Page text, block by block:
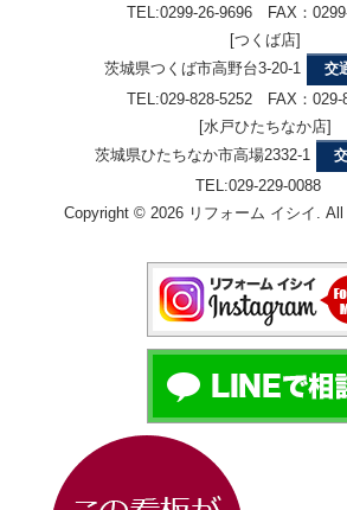
TEL:0299-26-9696 FAX：
[つくば店]
茨城県つくば市高野台3-20-1
交
TEL:029-828-5252 FAX：029-
[水戸ひたちなか店]
茨城県ひたちなか市高場2332-1
TEL:029-229-0088
Copyright © 2026 リフォーム イシイ. All